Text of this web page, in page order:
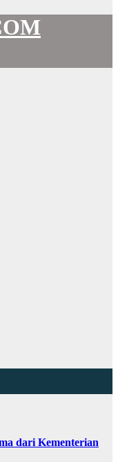
dari Kementerian